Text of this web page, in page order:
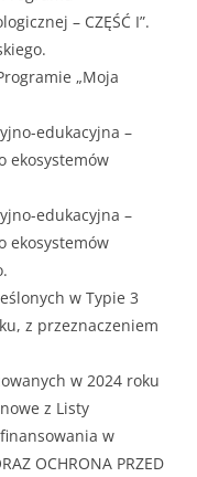
– CZĘŚĆ I”.
„Moja
edukacyjna –
ekosystemów
edukacyjna –
ekosystemów
w Typie 3
z przeznaczeniem
w 2024 roku
z Listy
w
OCHRONA PRZED